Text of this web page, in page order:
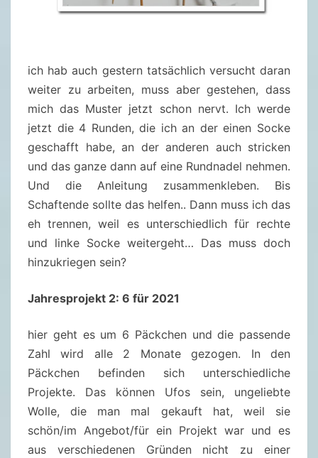
ich hab auch gestern tatsächlich versucht daran
weiter zu arbeiten, muss aber gestehen, dass
mich das Muster jetzt schon nervt. Ich werde
jetzt die 4 Runden, die ich an der einen Socke
geschafft habe, an der anderen auch stricken
und das ganze dann auf eine Rundnadel nehmen.
Und die Anleitung zusammenkleben. Bis
Schaftende sollte das helfen.. Dann muss ich das
eh trennen, weil es unterschiedlich für rechte
und linke Socke weitergeht… Das muss doch
hinzukriegen sein?
Jahresprojekt 2: 6 für 2021
hier geht es um 6 Päckchen und die passende
Zahl wird alle 2 Monate gezogen. In den
Päckchen befinden sich unterschiedliche
Projekte. Das können Ufos sein, ungeliebte
Wolle, die man mal gekauft hat, weil sie
schön/im Angebot/für ein Projekt war und es
aus verschiedenen Gründen nicht zu einer